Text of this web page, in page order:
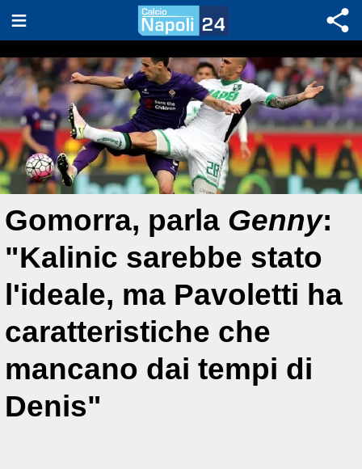
Gomorra, parla Genny:
"Kalinic sarebbe stato
l'ideale, ma Pavoletti ha
caratteristiche che
mancano dai tempi di
Denis"